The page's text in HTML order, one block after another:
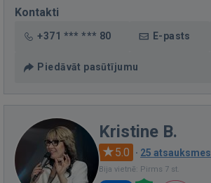
Kontakti
+371 *** *** 80 E-pasts
Piedāvāt pasūtījumu
Kristine B.
5.0 · 25 atsauksmes
Bija vietnē: Pirms 7 st.